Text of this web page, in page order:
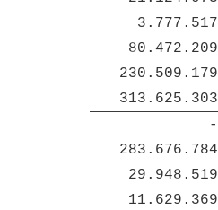
3.777.517
80.472.209
230.509.179
313.625.303
-
283.676.784
29.948.519
11.629.369